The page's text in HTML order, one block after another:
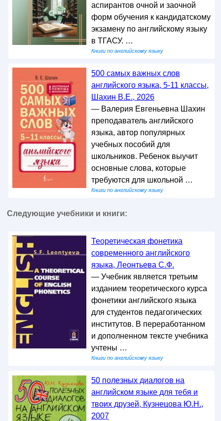
аспирантов очной и заочной
форм обучения к кандидатскому
экзамену по английскому языку
в ТГАСУ. …
Книги по английскому языку
500 самых важных слов
английского языка, 5-11 классы,
Шахин В.Е., 2026
— Валерия Евгеньевна Шахин
преподаватель английского
языка, автор популярных
учебных пособий для
школьников. Ребенок выучит
основные слова, которые
требуются для школьной …
Книги по английскому языку
Следующие учебники и книги:
Теоретическая фонетика
современного английского
языка, Леонтьева С.Ф.
— Учебник является третьим
изданием теоретического курса
фонетики английского языка
для студентов педагогических
институтов. В переработанном
и дополненном тексте учебника
учтены …
Книги по английскому языку
50 полезных диалогов на
английском языке для тебя и
твоих друзей, Кузнецова Ю.Н.,
2007